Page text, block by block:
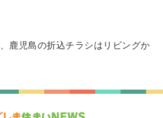
、鹿児島の折込チラシはリビングか